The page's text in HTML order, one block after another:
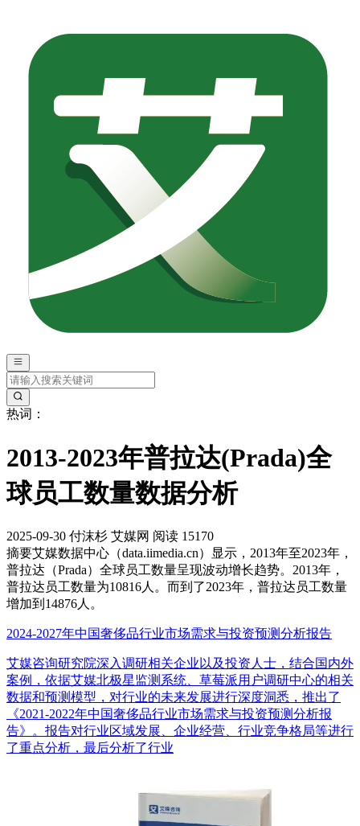
热词：
2013-2023年普拉达(Prada)全
球员工数量数据分析
2025-09-30 付沫杉 艾媒网 阅读 15170
摘要艾媒数据中心（data.iimedia.cn）显示，2013年至2023年，
普拉达（Prada）全球员工数量呈现波动增长趋势。2013年，
普拉达员工数量为10816人。而到了2023年，普拉达员工数量
增加到14876人。
2024-2027年中国奢侈品行业市场需求与投资预测分析报告
艾媒咨询研究院深入调研相关企业以及投资人士，结合国内外
案例，依据艾媒北极星监测系统、草莓派用户调研中心的相关
数据和预测模型，对行业的未来发展进行深度洞悉，推出了
《2021-2022年中国奢侈品行业市场需求与投资预测分析报
告》。报告对行业区域发展、企业经营、行业竞争格局等进行
了重点分析，最后分析了行业